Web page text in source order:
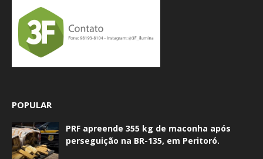
POPULAR
PRF apreende 355 kg de maconha após
perseguição na BR-135, em Peritoró.